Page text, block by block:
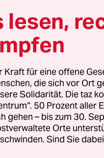
Aber der Berliner
mit der taz
so viel
allem an den
der vor vielen
Wehrdienst leistete.
sondern ihre
es den Kindern in der
lesen,
Kraft für eine offene
die sich vor Ort
Solidarität. Die taz
50 Prozent aller
gehen – bis zum 30.
Orte
Sind Sie